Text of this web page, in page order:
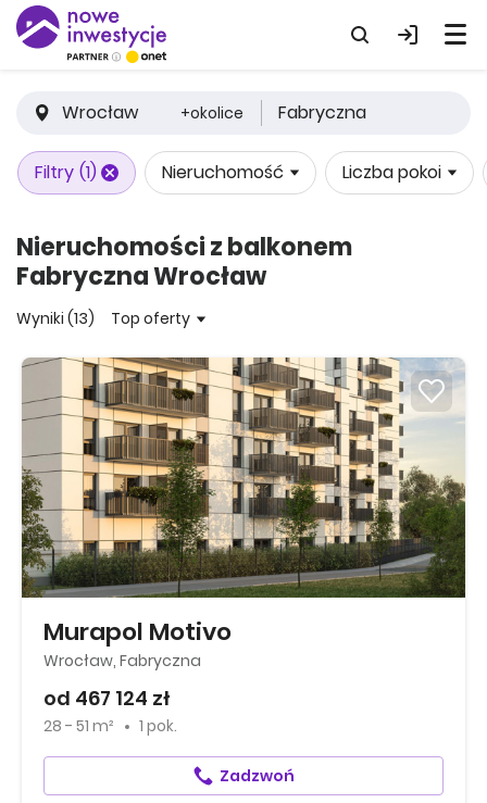
Wrocław +okolice Fabryczna
Filtry (1) Nieruchomość Liczba pokoi
Nieruchomości z balkonem
Fabryczna Wrocław
Wyniki (13) Top oferty
Murapol Motivo
Wrocław, Fabryczna
od 467 124 zł
28 - 51 m² 1 pok.
Zadzwoń